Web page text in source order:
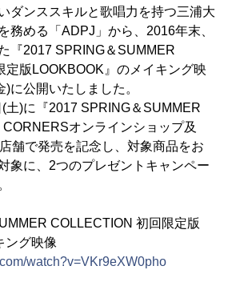
ダンススキルと歌唱力を持つ三浦大
務める「ADPJ」から、2016年末、
『2017 SPRING＆SUMMER
定版LOOKBOOK』のメイキング映
に公開いたしました。
土)に『2017 SPRING＆SUMMER
オンラインショップ及
舗で発売を記念し、対象商品をお
象に、2つのプレゼントキャンペー
COLLECTION 初回限定版
ング映像
watch?v=VKr9eXW0pho